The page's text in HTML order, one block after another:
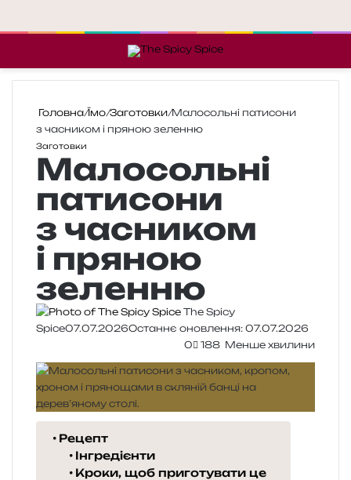
Головна/Їмо/Заготовки/Малосольні патисони
з часником і пряною зеленню
Заготовки
Малосольні
патисони
з часником
і пряною
зеленню
The Spicy
Spice07.07.2026Останнє оновлення: 07.07.2026
0
188 Менше хвилини
Рецепт
Інгредієнти
Кроки, щоб приготувати це